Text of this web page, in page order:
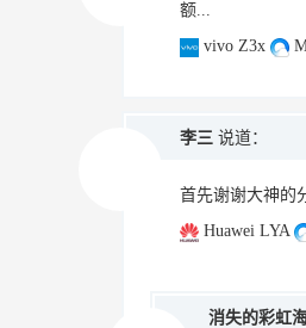
额...
vivo Z3x
李三 说道：
首先谢谢大神的
Huawei LYA
消失的彩虹